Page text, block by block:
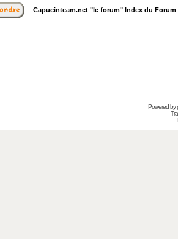
Capucinteam.net "le forum" Index du Forum
Powered by